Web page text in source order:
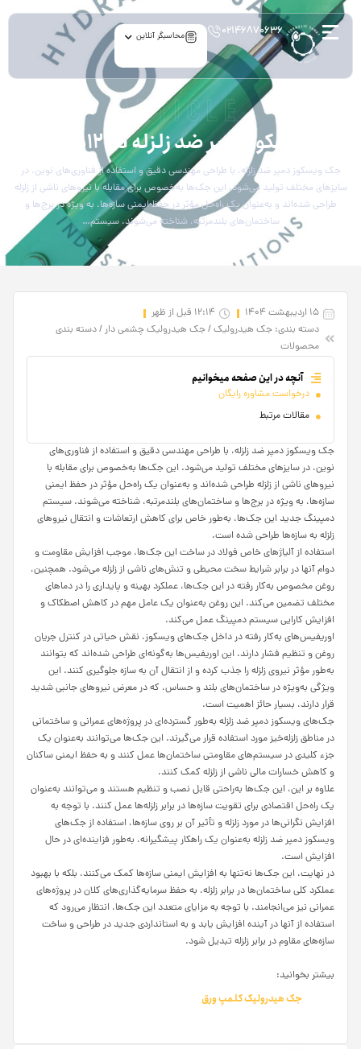
۰۲۱۴۶۸۷۰۶۳۶ محاسبگر آنلاین
article
جک ویسکوز دمپر ضد زلزله H.S-5512FG
جک ویسکوز دمپر ضد زلزله، با طراحی مهندسی دقیق و استفاده از فناوری‌های نوین، در
سایزهای مختلف تولید می‌شود. این جک‌ها به‌خصوص برای مقابله با نیروهای ناشی از زلزله
طراحی شده‌اند و به‌عنوان یک راه‌حل مؤثر در حفظ ایمنی سازه‌ها، به ویژه در برج‌ها و
ساختمان‌های بلندمرتبه، شناخته می‌شوند. سیستم…
15 اردیبهشت 1404
12:14 قبل از ظهر
دسته بندی: جک‌ هیدرولیک/ جک هیدرولیک چشمی دار/دسته‌ بندی
محصولات
آنچه در این صفحه میخوانیم
درخواست مشاوره رایگان
مقالات مرتبط
جک ویسکوز دمپر ضد زلزله، با طراحی مهندسی دقیق و استفاده از فناوری‌های
نوین، در سایزهای مختلف تولید می‌شود. این جک‌ها به‌خصوص برای مقابله با
نیروهای ناشی از زلزله طراحی شده‌اند و به‌عنوان یک راه‌حل مؤثر در حفظ ایمنی
سازه‌ها، به ویژه در برج‌ها و ساختمان‌های بلندمرتبه، شناخته می‌شوند. سیستم
دمپینگ جدید این جک‌ها، به‌طور خاص برای کاهش ارتعاشات و انتقال نیروهای
زلزله به سازه‌ها طراحی شده است.
استفاده از آلیاژهای خاص فولاد در ساخت این جک‌ها، موجب افزایش مقاومت و
دوام آنها در برابر شرایط سخت محیطی و تنش‌های ناشی از زلزله می‌شود. همچنین،
روغن مخصوص به‌کار رفته در این جک‌ها، عملکرد بهینه و پایداری را در دماهای
مختلف تضمین می‌کند. این روغن به‌عنوان یک عامل مهم در کاهش اصطکاک و
افزایش کارایی سیستم دمپینگ عمل می‌کند.
اوریفیس‌های به‌کار رفته در داخل جک‌های ویسکوز، نقش حیاتی در کنترل جریان
روغن و تنظیم فشار دارند. این اوریفیس‌ها به‌گونه‌ای طراحی شده‌اند که بتوانند
به‌طور مؤثر نیروی زلزله را جذب کرده و از انتقال آن به سازه جلوگیری کنند. این
ویژگی به‌ویژه در ساختمان‌های بلند و حساس، که در معرض نیروهای جانبی شدید
قرار دارند، بسیار حائز اهمیت است.
جک‌های ویسکوز دمپر ضد زلزله به‌طور گسترده‌ای در پروژه‌های عمرانی و ساختمانی
در مناطق زلزله‌خیز مورد استفاده قرار می‌گیرند. این جک‌ها می‌توانند به‌عنوان یک
جزء کلیدی در سیستم‌های مقاومتی ساختمان‌ها عمل کنند و به حفظ ایمنی ساکنان
و کاهش خسارات مالی ناشی از زلزله کمک کنند.
علاوه بر این، این جک‌ها به‌راحتی قابل نصب و تنظیم هستند و می‌توانند به‌عنوان
یک راه‌حل اقتصادی برای تقویت سازه‌ها در برابر زلزله‌ها عمل کنند. با توجه به
افزایش نگرانی‌ها در مورد زلزله و تأثیر آن بر روی سازه‌ها، استفاده از جک‌های
ویسکوز دمپر ضد زلزله به‌عنوان یک راهکار پیشگیرانه، به‌طور فزاینده‌ای در حال
افزایش است.
در نهایت، این جک‌ها نه‌تنها به افزایش ایمنی سازه‌ها کمک می‌کنند، بلکه با بهبود
عملکرد کلی ساختمان‌ها در برابر زلزله، به حفظ سرمایه‌گذاری‌های کلان در پروژه‌های
عمرانی نیز می‌انجامند. با توجه به مزایای متعدد این جک‌ها، انتظار می‌رود که
استفاده از آنها در آینده افزایش یابد و به استانداردی جدید در طراحی و ساخت
سازه‌های مقاوم در برابر زلزله تبدیل شود.
بیشتر بخوانید:
جک هیدرولیک کلمپ ورق